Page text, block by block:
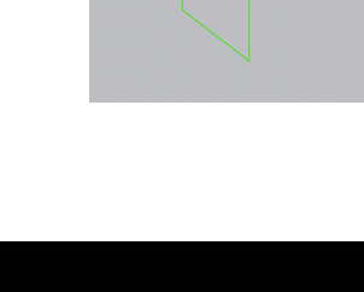
E-BOOK DO KOSZYKA